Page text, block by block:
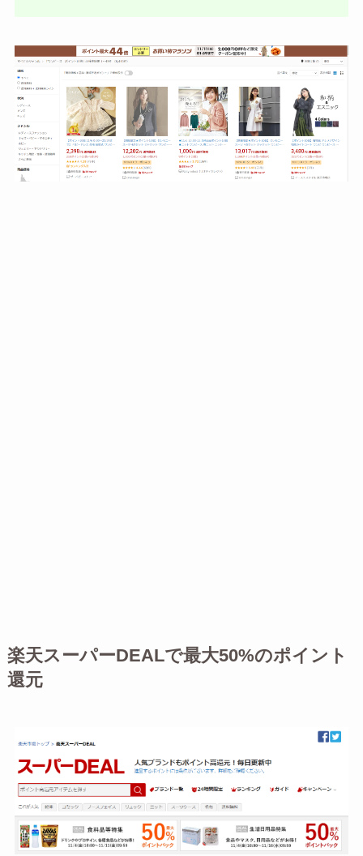
楽天スーパーDEALで最大50%のポイント
還元